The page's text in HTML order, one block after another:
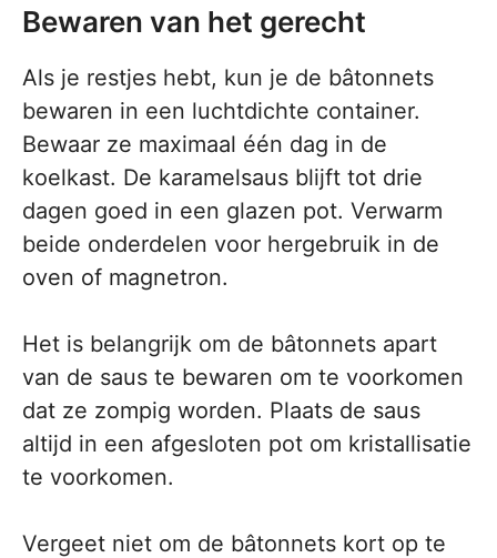
Bewaren van het gerecht
Als je restjes hebt, kun je de bâtonnets
bewaren in een luchtdichte container.
Bewaar ze maximaal één dag in de
koelkast. De karamelsaus blijft tot drie
dagen goed in een glazen pot. Verwarm
beide onderdelen voor hergebruik in de
oven of magnetron.
Het is belangrijk om de bâtonnets apart
van de saus te bewaren om te voorkomen
dat ze zompig worden. Plaats de saus
altijd in een afgesloten pot om kristallisatie
te voorkomen.
Vergeet niet om de bâtonnets kort op te